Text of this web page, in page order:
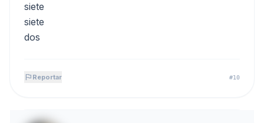
siete
siete
dos
flag Reportar #10